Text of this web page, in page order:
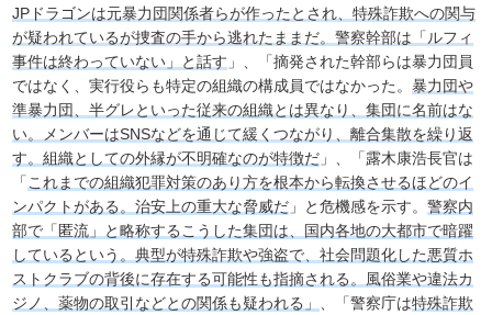
JPドラゴンは元暴力団関係者らが作ったとされ、特殊詐欺への関与
が疑われているが捜査の手から逃れたままだ。警察幹部は「ルフィ
事件は終わっていない」と話す 」、「摘発された幹部らは暴力団員
ではなく、実行役らも特定の組織の構成員ではなかった。暴力団や
準暴力団、半グレといった従来の組織とは異なり、集団に名前はな
い。メンバーはSNSなどを通じて緩くつながり、離合集散を繰り返
す。組織としての外縁が不明確なのが特徴だ 」、「露木康浩長官は
「 これまでの組織犯罪対策のあり方を根本から転換させるほどのイ
ンパクトがある。治安上の重大な脅威だ 」と危機感を示す。警察内
部で「匿流」と略称するこうした集団は、国内各地の大都市で暗躍
しているという。典型が特殊詐欺や強盗で、社会問題化した悪質ホ
ストクラブの背後に存在する可能性も指摘される。風俗業や違法カ
ジノ、薬物の取引などとの関係も疑われる」
、「警察庁は特殊詐欺